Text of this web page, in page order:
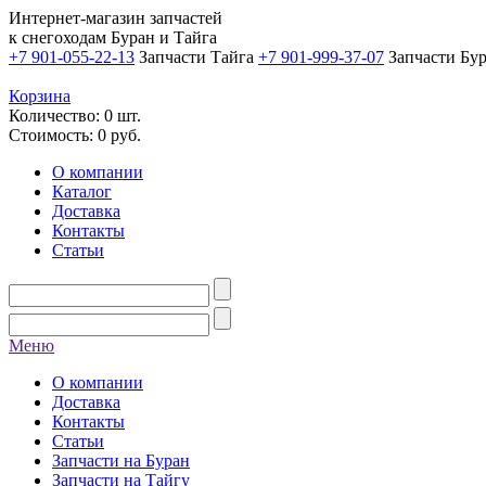
Интернет-магазин запчастей
к снегоходам Буран и Тайга
+7 901-055-22-13 Запчасти Тайга +7 901-999-37-07 Запчасти
Корзина
Количество: 0 шт.
Стоимость: 0 руб.
О компании
Каталог
Доставка
Контакты
Статьи
Меню
О компании
Доставка
Контакты
Статьи
Запчасти на Буран
Запчасти на Тайгу